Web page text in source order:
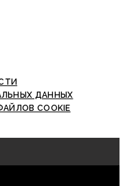
ДАННЫХ
COOKIE